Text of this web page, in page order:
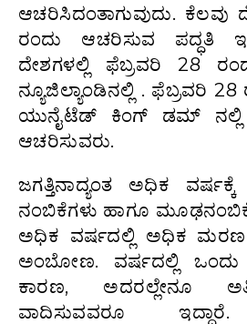
ಆಚರಿಸಿದಂತಾಗುವುದು. ಕೆಲವು
ರಂದು ಆಚರಿಸುವ ಪದ್ಧತಿ
ದೇಶಗಳಲ್ಲಿ ಫೆಬ್ರವರಿ 28
ನ್ಯೂಜಿಲ್ಯಾಂಡಿನಲ್ಲಿ . ಫೆಬ್ರವರಿ
ಯುನೈಟೆಡ್ ಕಿಂಗ್ ಡಮ್ ನಲ್ಲಿ
ಆಚರಿಸುವರು.
ಜಗತ್ತಿನಾದ್ಯಂತ ಅಧಿಕ
ನಂಬಿಕೆಗಳು ಹಾಗೂ
ಅಧಿಕ ವರ್ಷದಲ್ಲಿ ಅಧಿಕ ಮರಣ
ಅಂಬೋಣ. ವರ್ಷದಲ್ಲಿ ಒಂದು
ಕಾರಣ, ಅದರಲ್ಲೇನೂ
ವಾದಿಸುವವರೂ